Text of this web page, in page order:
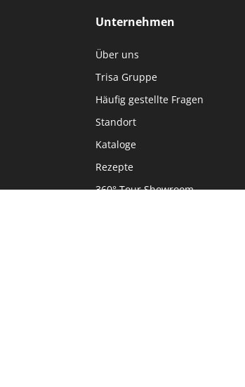
Unternehmen
Über uns
Trisa Gruppe
Häufig gestellte Fragen
Standort
Kataloge
Rezepte
360° Tour Showroom